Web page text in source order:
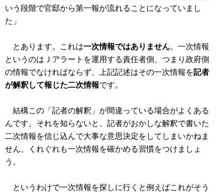
いう段階で官邸から第一報が流れることになっていまし
た」
とあります。これは一次情報ではありません。一次情報
というのはＪアラートを運用する責任者側、つまり政府側
の情報でなければならず、上記記述はその一次情報を記者
が解釈して報じた二次情報です。
結構この「記者の解釈」が間違っている場合がよくある
んです。それを知らないと、記者がおかしな解釈で書いた
二次情報を信じ込んで大事な意思決定をしてしまいかねま
せん。くれぐれも一次情報を確かめる習慣をつけましょ
う。
というわけで一次情報を探しに行くと例えばこれがそう